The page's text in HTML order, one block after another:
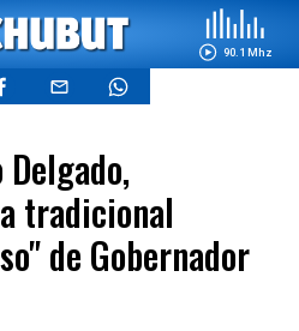
90.1 Mhz
tradicional
de Gobernador